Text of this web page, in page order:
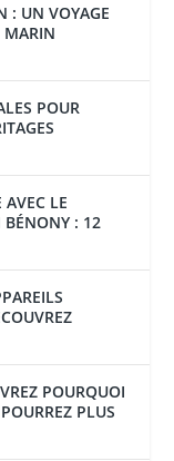
: UN VOYAGE
POUR
AVEC LE
BÉNONY : 12
POURQUOI
PLUS